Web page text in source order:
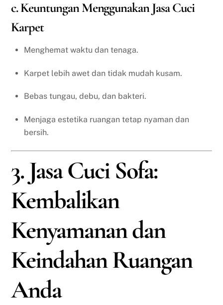
c. Keuntungan Menggunakan Jasa Cuci
Karpet
Menghemat waktu dan tenaga.
Karpet lebih awet dan tidak mudah kusam.
Bebas tungau, debu, dan bakteri.
Menjaga estetika ruangan tetap nyaman dan
bersih.
3. Jasa Cuci Sofa:
Kembalikan
Kenyamanan dan
Keindahan Ruangan
Anda